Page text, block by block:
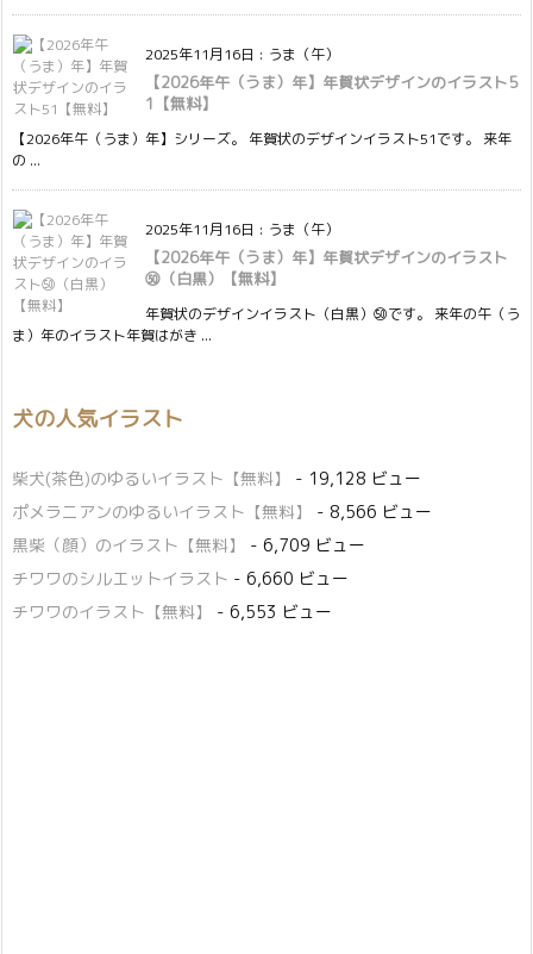
2025年11月16日 : うま（午）
【2026年午（うま）年】年賀状デザインのイラスト5
1【無料】
【2026年午（うま）年】シリーズ。 年賀状のデザインイラスト51です。 来年
の ...
2025年11月16日 : うま（午）
【2026年午（うま）年】年賀状デザインのイラスト
㊿（白黒）【無料】
年賀状のデザインイラスト（白黒）㊿です。 来年の午（う
ま）年のイラスト年賀はがき ...
犬の人気イラスト
柴犬(茶色)のゆるいイラスト【無料】
- 19,128 ビュー
ポメラニアンのゆるいイラスト【無料】
- 8,566 ビュー
黒柴（顔）のイラスト【無料】
- 6,709 ビュー
チワワのシルエットイラスト - 6,660 ビュー
チワワのイラスト【無料】
- 6,553 ビュー